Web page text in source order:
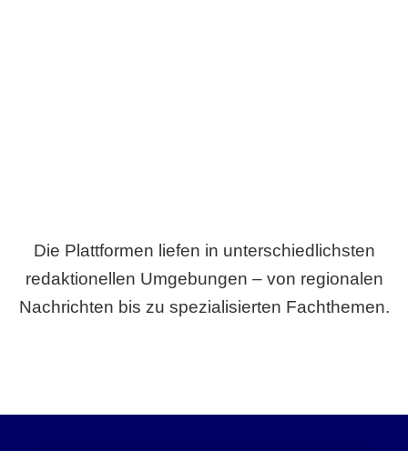
Die Plattformen liefen in unterschiedlichsten
redaktionellen Umgebungen – von regionalen
Nachrichten bis zu spezialisierten Fachthemen.